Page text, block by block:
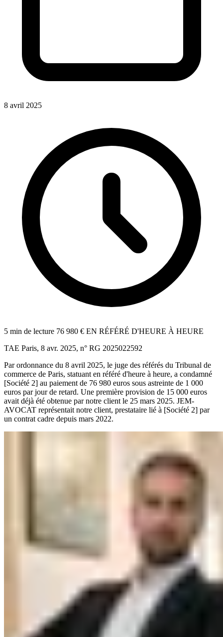
8 avril 2025
5 min de lecture 76 980 € EN RÉFÉRÉ D'HEURE À HEURE
TAE Paris, 8 avr. 2025, n° RG 2025022592
Par ordonnance du 8 avril 2025, le juge des référés du Tribunal de
commerce de Paris, statuant en référé d'heure à heure, a condamné
[Société 2] au paiement de 76 980 euros sous astreinte de 1 000
euros par jour de retard. Une première provision de 15 000 euros
avait déjà été obtenue par notre client le 25 mars 2025. JEM-
AVOCAT représentait notre client, prestataire lié à [Société 2] par
un contrat cadre depuis mars 2022.